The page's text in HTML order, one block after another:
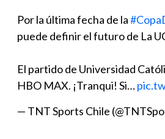
Por la última fecha de la
puede definir el futuro de La
El partido de Universidad
HBO MAX. ¡Tranqui! Si…
— TNT Sports Chile